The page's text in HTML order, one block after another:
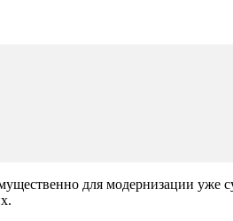
для модернизации